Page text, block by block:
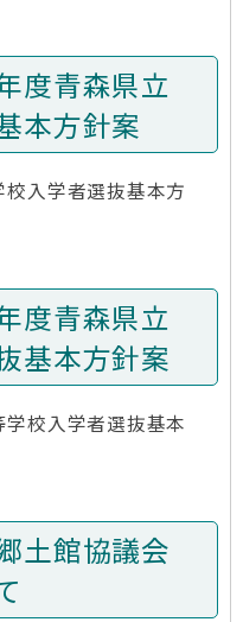
度青森県立
本方針案
校入学者選抜基本方
度青森県立
基本方針案
学校入学者選抜基本
土館協議会